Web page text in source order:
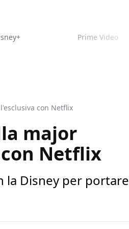
Prime Video
con Netflix
major
Netflix
la Disney per portare